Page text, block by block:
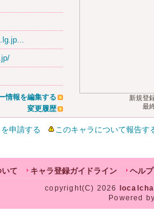
情報を編集する
変更履歴
新規登
最
申請する このキャラについて報告す
て キャラ登録ガイドライン ヘルプ
copyright(C) 2026
Powered by